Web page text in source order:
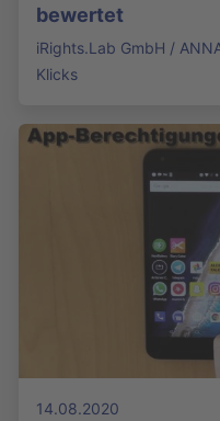
bewertet
iRights.Lab GmbH /
Klicks
14.08.2020